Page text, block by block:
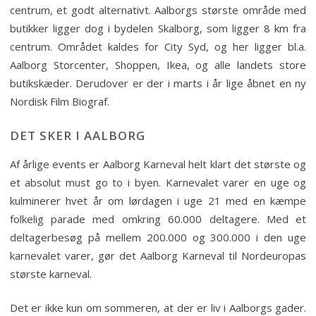
centrum, et godt alternativt. Aalborgs største område med
butikker ligger dog i bydelen Skalborg, som ligger 8 km fra
centrum. Området kaldes for City Syd, og her ligger bl.a.
Aalborg Storcenter, Shoppen, Ikea, og alle landets store
butikskæder. Derudover er der i marts i år lige åbnet en ny
Nordisk Film Biograf.
DET SKER I AALBORG
Af årlige events er Aalborg Karneval helt klart det største og
et absolut must go to i byen. Karnevalet varer en uge og
kulminerer hvet år om lørdagen i uge 21 med en kæmpe
folkelig parade med omkring 60.000 deltagere. Med et
deltagerbesøg på mellem 200.000 og 300.000 i den uge
karnevalet varer, gør det Aalborg Karneval til Nordeuropas
største karneval.
Det er ikke kun om sommeren, at der er liv i Aalborgs gader.